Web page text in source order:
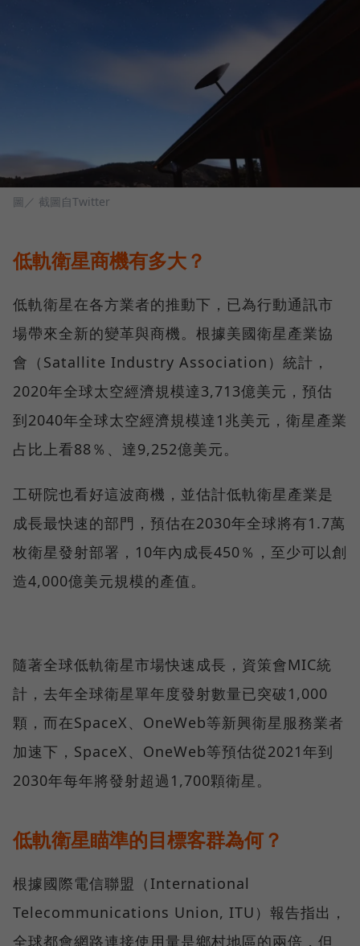
圖／ 截圖自Twitter
低軌衛星商機有多大？
低軌衛星在各方業者的推動下，已為行動通訊市
場帶來全新的變革與商機。根據美國衛星產業協
會（Satallite Industry Association）統計，
2020年全球太空經濟規模達3,713億美元，預估
到2040年全球太空經濟規模達1兆美元，衛星產業
占比上看88％、達9,252億美元。
工研院也看好這波商機，並估計低軌衛星產業是
成長最快速的部門，預估在2030年全球將有1.7萬
枚衛星發射部署，10年內成長450％，至少可以創
造4,000億美元規模的產值。
隨著全球低軌衛星市場快速成長，資策會MIC統
計，去年全球衛星單年度發射數量已突破1,000
顆，而在SpaceX、OneWeb等新興衛星服務業者
加速下，SpaceX、OneWeb等預估從2021年到
2030年每年將發射超過1,700顆衛星。
低軌衛星瞄準的目標客群為何？
根據國際電信聯盟（International
Telecommunications Union, ITU）報告指出，
全球都會網路連接使用量是鄉村地區的兩倍，但